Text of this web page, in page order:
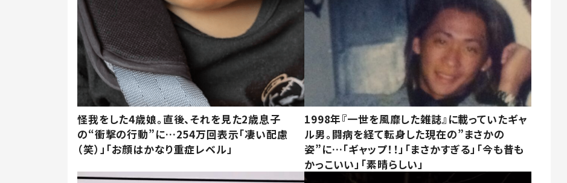
怪我をした4歳娘。直後、それを見た2歳息子
の“衝撃の行動”に…254万回表示「凄い配慮
（笑）」「お顔はかなり重症レベル」
1998年『一世を風靡した雑誌』に載っていたギャ
ル男。闘病を経て転身した現在の”まさかの
姿”に…「ギャップ！！」「まさかすぎる」「今も昔も
かっこいい」「素晴らしい」